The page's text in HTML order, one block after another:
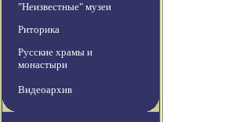
"Неизвестные" музеи
Риторика
Русские храмы и
монастыри
Видеоархив